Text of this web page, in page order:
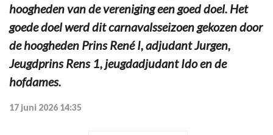
hoogheden van de vereniging een goed doel. Het
goede doel werd dit carnavalsseizoen gekozen door
de hoogheden Prins René I, adjudant Jurgen,
Jeugdprins Rens 1, jeugdadjudant Ido en de
hofdames.
17 juni 2026 14:35